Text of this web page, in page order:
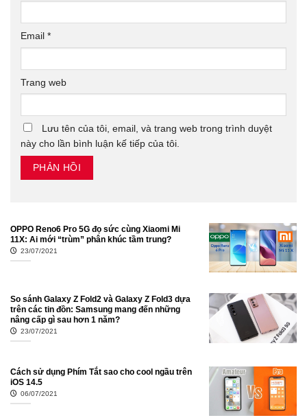
Email *
Trang web
Lưu tên của tôi, email, và trang web trong trình duyệt
này cho lần bình luận kế tiếp của tôi.
OPPO Reno6 Pro 5G đọ sức cùng Xiaomi Mi
11X: Ai mới “trùm” phân khúc tầm trung?
23/07/2021
So sánh Galaxy Z Fold2 và Galaxy Z Fold3 dựa
trên các tin đồn: Samsung mang đến những
nâng cấp gì sau hơn 1 năm?
23/07/2021
Cách sử dụng Phím Tắt sao cho cool ngầu trên
iOS 14.5
06/07/2021